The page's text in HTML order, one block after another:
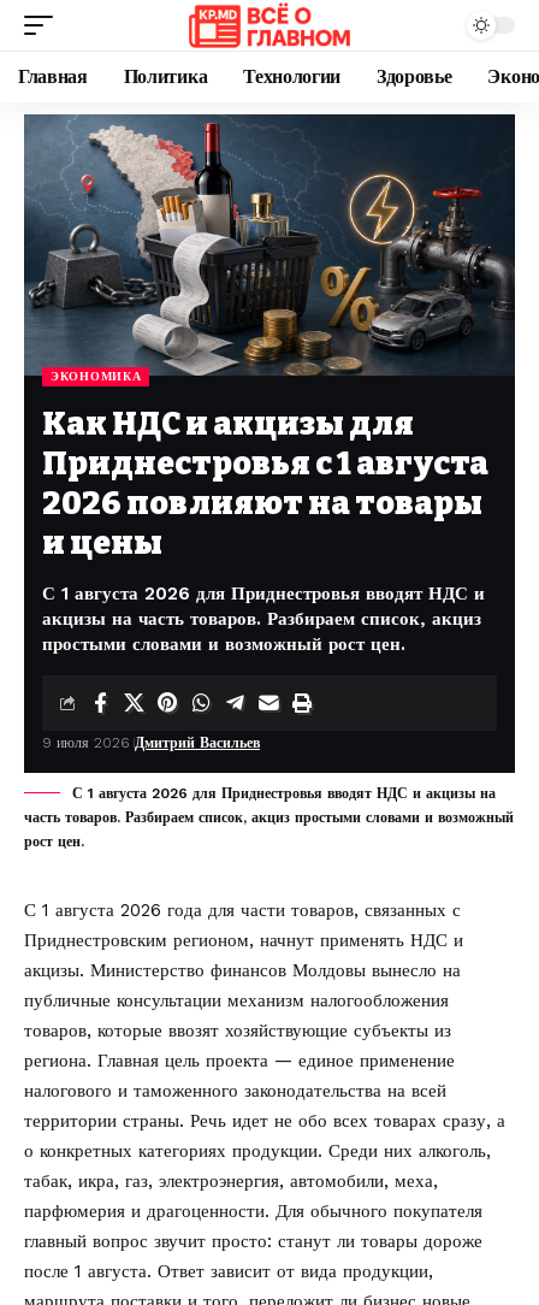
Главная Политика Технологии Здоровье
ЭКОНОМИКА
Как НДС и акцизы для
Приднестровья с 1 августа
2026 повлияют на товары
и цены
С 1 августа 2026 для Приднестровья вводят НДС и
акцизы на часть товаров. Разбираем список, акциз
простыми словами и возможный рост цен.
9 июля 2026 Дмитрий Васильев
С 1 августа 2026 для Приднестровья вводят НДС и акцизы на
часть товаров. Разбираем список, акциз простыми словами и возможный
рост цен.
С 1 августа 2026 года для части товаров, связанных с
Приднестровским регионом, начнут применять НДС и
акцизы. Министерство финансов Молдовы вынесло на
публичные консультации механизм налогообложения
товаров, которые ввозят хозяйствующие субъекты из
региона. Главная цель проекта — единое применение
налогового и таможенного законодательства на всей
территории страны. Речь идет не обо всех товарах сразу, а
о конкретных категориях продукции. Среди них алкоголь,
табак, икра, газ, электроэнергия, автомобили, меха,
парфюмерия и драгоценности. Для обычного покупателя
главный вопрос звучит просто: станут ли товары дороже
после 1 августа. Ответ зависит от вида продукции,